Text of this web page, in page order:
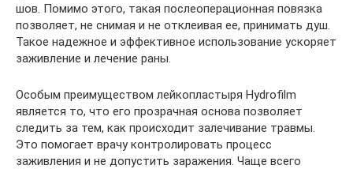
шов. Помимо этого, такая послеоперационная повязка
позволяет, не снимая и не отклеивая ее, принимать душ.
Такое надежное и эффективное использование ускоряет
заживление и лечение раны.
Особым преимуществом лейкопластыря Hydrofilm
является то, что его прозрачная основа позволяет
следить за тем, как происходит залечивание травмы.
Это помогает врачу контролировать процесс
заживления и не допустить заражения. Чаще всего